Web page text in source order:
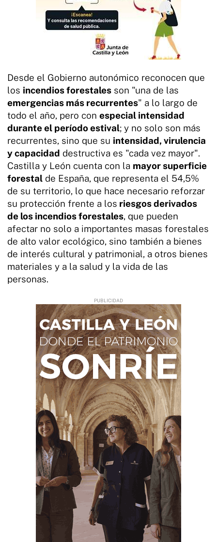
Desde el Gobierno autonómico reconocen que
los incendios forestales son "una de las
emergencias más recurrentes" a lo largo de
todo el año, pero con especial intensidad
durante el período estival; y no solo son más
recurrentes, sino que su intensidad, virulencia
y capacidad destructiva es "cada vez mayor".
Castilla y León cuenta con la mayor superficie
forestal de España, que representa el 54,5%
de su territorio, lo que hace necesario reforzar
su protección frente a los riesgos derivados
de los incendios forestales, que pueden
afectar no solo a importantes masas forestales
de alto valor ecológico, sino también a bienes
de interés cultural y patrimonial, a otros bienes
materiales y a la salud y la vida de las
personas.